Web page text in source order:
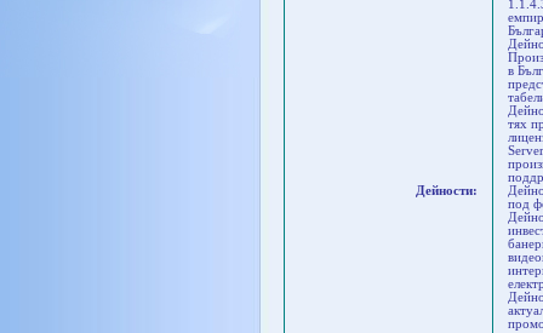
Дейности:
в
тях
под